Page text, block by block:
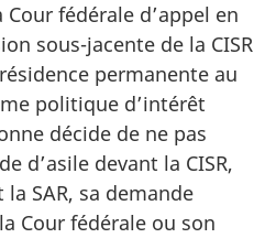
fédérale d’appel en
sous-jacente de la CISR
permanente au
politique d’intérêt
décide de ne pas
d’asile devant la CISR,
SAR, sa demande
Cour fédérale ou son